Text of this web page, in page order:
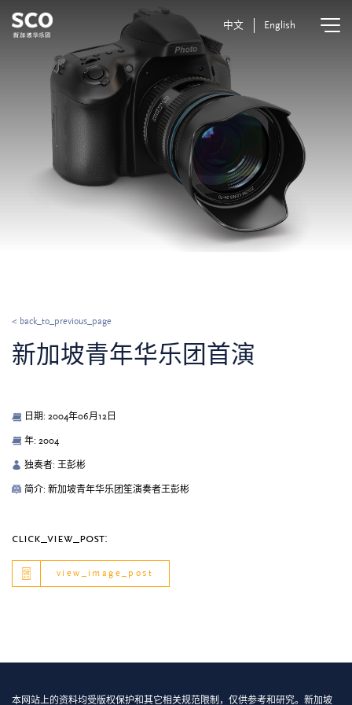
中文 English
< back_to_previous_page
新加坡青年华乐团首演
日期: 2004年06月12日
年: 2004
独奏者: 王彭彬
简介: 新加坡青年华乐团笙演奏者王彭彬
click_view_post:
view_image_post
本网站上的资料均受版权保护和其它相关规范限制，仅供参考和研究。新加坡